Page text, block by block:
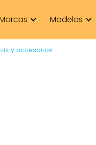
Modelos
y accesorios